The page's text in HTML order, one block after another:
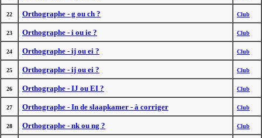
22 Orthographe - g ou ch ? Club
23 Orthographe - i ou ie ? Club
24 Orthographe - ij ou ei ? Club
25 Orthographe - ij ou ei ? Club
26 Orthographe - IJ ou EI ? Club
27 Orthographe - In de slaapkamer - à corriger Club
28 Orthographe - nk ou ng ? Club